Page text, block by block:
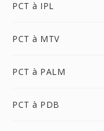
PCT à IPL
PCT à MTV
PCT à PALM
PCT à PDB